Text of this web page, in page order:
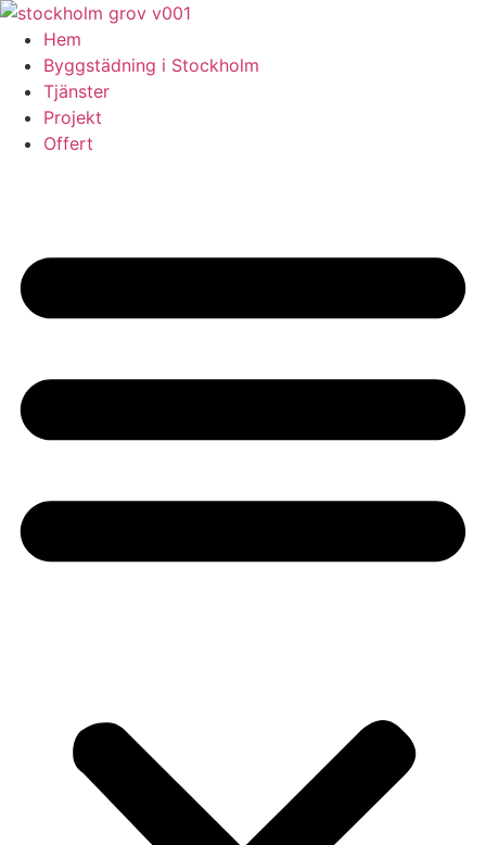
Skip
content
Hem
Byggstädning i Stockholm
Tjänster
Projekt
Offert